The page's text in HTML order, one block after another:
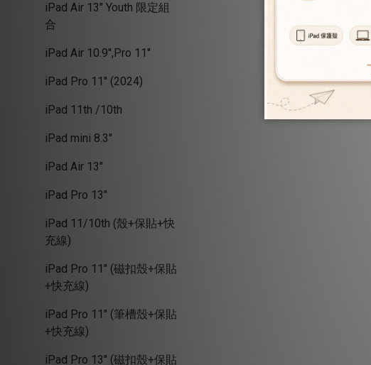
iPad Air 13" Youth 限定組
合
iPad Air 10.9'',Pro 11''
iPad Pro 11'' (2024)
iPad 11th /10th
iPad mini 8.3''
iPad Air 13"
iPad Pro 13"
iPad 11/10th (殼+保貼+快
充線)
iPad Pro 11" (磁扣殼+保貼
+快充線)
iPad Pro 11" (筆槽殼+保貼
+快充線)
iPad Pro 13" (磁扣殼+保貼